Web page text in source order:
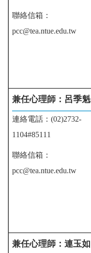
聯絡信箱：
pcc@tea.ntue.edu.tw
兼任心理師：呂季魁
連絡電話：(02)2732-
1104#85111
聯絡信箱：
pcc@tea.ntue.edu.tw
兼任心理師：連玉如